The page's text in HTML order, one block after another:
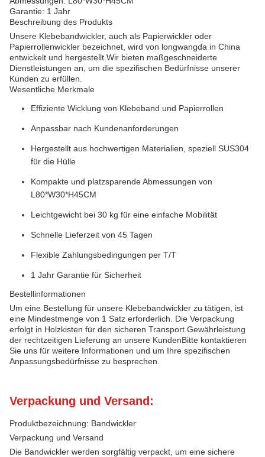
Garantie: 1 Jahr
Beschreibung des Produkts
Unsere Klebebandwickler, auch als Papierwickler oder
Papierrollenwickler bezeichnet, wird von longwangda in China
entwickelt und hergestellt.Wir bieten maßgeschneiderte
Dienstleistungen an, um die spezifischen Bedürfnisse unserer
Kunden zu erfüllen.
Wesentliche Merkmale
Effiziente Wicklung von Klebeband und Papierrollen
Anpassbar nach Kundenanforderungen
Hergestellt aus hochwertigen Materialien, speziell SUS304
für die Hülle
Kompakte und platzsparende Abmessungen von
L80*W30*H45CM
Leichtgewicht bei 30 kg für eine einfache Mobilität
Schnelle Lieferzeit von 45 Tagen
Flexible Zahlungsbedingungen per T/T
1 Jahr Garantie für Sicherheit
Bestellinformationen
Um eine Bestellung für unsere Klebebandwickler zu tätigen, ist
eine Mindestmenge von 1 Satz erforderlich. Die Verpackung
erfolgt in Holzkisten für den sicheren Transport.Gewährleistung
der rechtzeitigen Lieferung an unsere KundenBitte kontaktieren
Sie uns für weitere Informationen und um Ihre spezifischen
Anpassungsbedürfnisse zu besprechen.
Verpackung und Versand:
Produktbezeichnung: Bandwickler
Verpackung und Versand
Die Bandwickler werden sorgfältig verpackt, um eine sichere